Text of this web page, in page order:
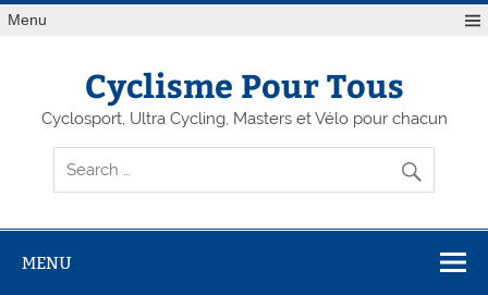
Menu
Cyclisme Pour Tous
Cyclosport, Ultra Cycling, Masters et Vélo pour chacun
MENU